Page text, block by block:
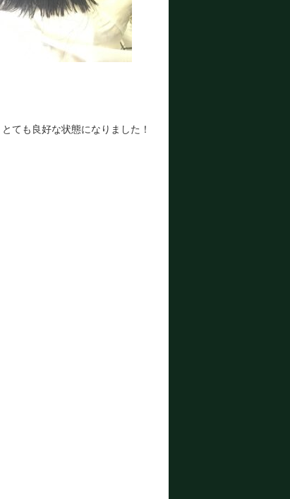
ても良好な状態になりました！